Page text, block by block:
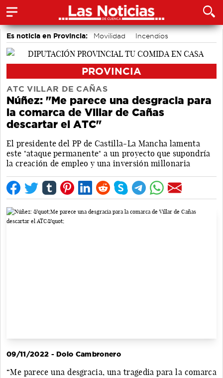
Es noticia en Provincia: Movilidad
Incendios
Medio Ambiente
PROVINCIA
ATC VILLAR DE CAÑAS
Núñez: "Me parece una desgracia para
la comarca de Villar de Cañas
descartar el ATC"
El presidente del PP de Castilla-La Mancha lamenta
este "ataque permanente" a un proyecto que supondría
la creación de empleo y una inversión millonaria
09/11/2022 - Dolo Cambronero
“Me parece una desgracia, una tragedia para la comarca